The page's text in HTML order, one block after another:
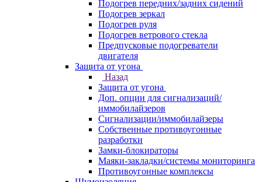
Подогрев передних/задних сидений
Подогрев зеркал
Подогрев руля
Подогрев ветрового стекла
Предпусковые подогреватели
двигателя
Защита от угона
Назад
Защита от угона
Доп. опции для сигнализаций/
иммобилайзеров
Сигнализации/иммобилайзеры
Собственные противоугонные
разработки
Замки-блокираторы
Маяки-закладки/системы мониторинга
Противоугонные комплексы